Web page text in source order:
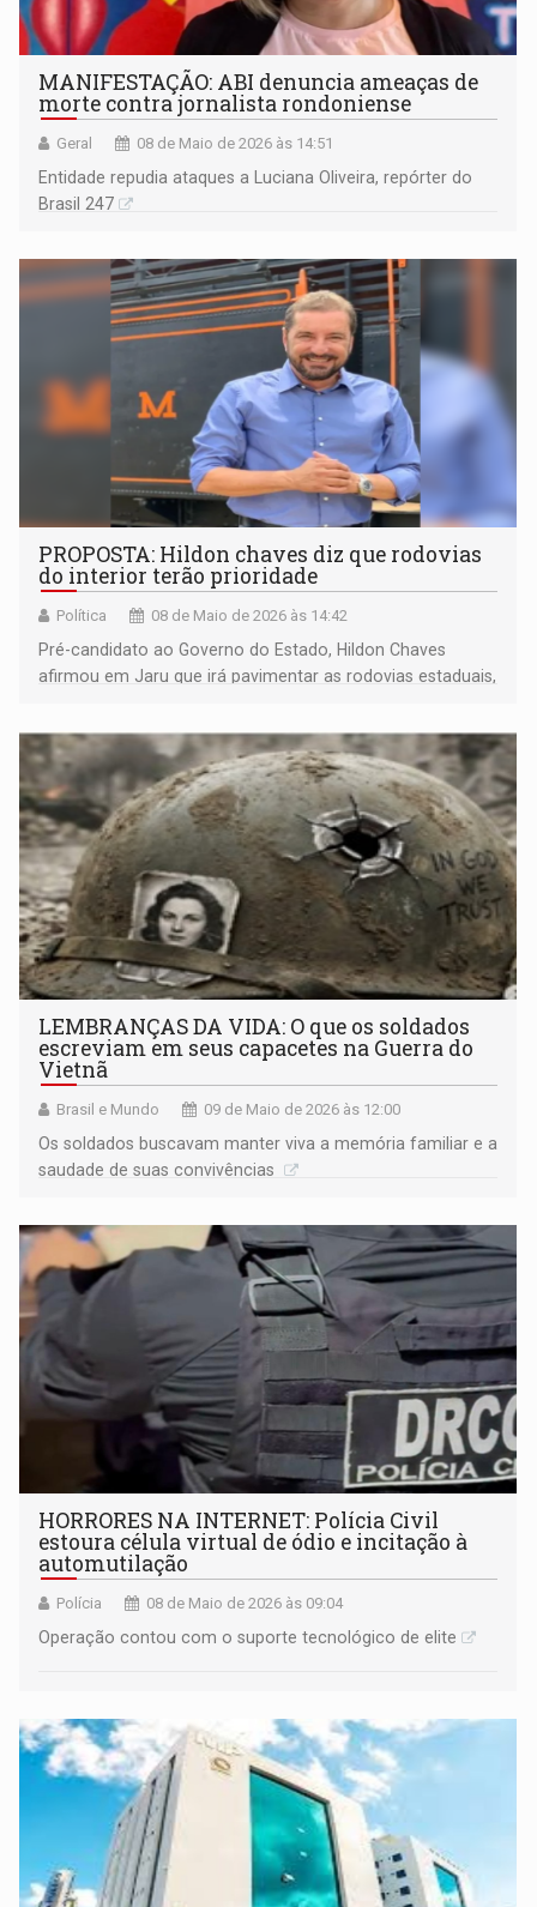
MANIFESTAÇÃO: ABI denuncia ameaças de
morte contra jornalista rondoniense
Geral 08 de Maio de 2026 às 14:51
Entidade repudia ataques a Luciana Oliveira, repórter do
Brasil 247
PROPOSTA: Hildon chaves diz que rodovias
do interior terão prioridade
Política 08 de Maio de 2026 às 14:42
Pré-candidato ao Governo do Estado, Hildon Chaves
afirmou em Jaru que irá pavimentar as rodovias estaduais,
de veículos e da safra na seca e nas águas
LEMBRANÇAS DA VIDA: O que os soldados
escreviam em seus capacetes na Guerra do
Vietnã
Brasil e Mundo 09 de Maio de 2026 às 12:00
Os soldados buscavam manter viva a memória familiar e a
saudade de suas convivências
HORRORES NA INTERNET: Polícia Civil
estoura célula virtual de ódio e incitação à
automutilação
Polícia 08 de Maio de 2026 às 09:04
Operação contou com o suporte tecnológico de elite